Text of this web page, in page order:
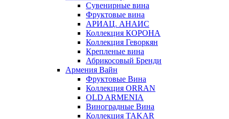
Сувенирные вина
Фруктовые вина
АРИАЦ. АНАИС
Коллекция КОРОНА
Коллекция Геворкян
Крепленые вина
Абрикосовый Бренди
Армения Вайн
Фруктовые Вина
Коллекция ORRAN
OLD ARMENIA
Виноградные Вина
Коллекция TAKAR